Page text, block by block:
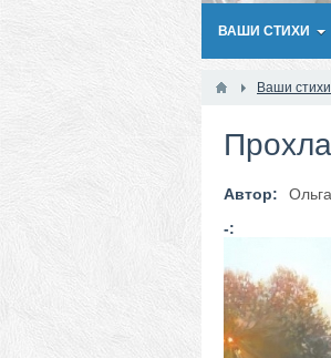
ВАШИ СТИХИ
Ваши стихи
Автор:
-: